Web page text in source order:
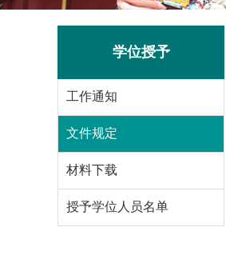
学位授予
工作通知
文件规定
材料下载
授予学位人员名单